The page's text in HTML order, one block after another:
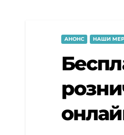
АНОНС НАШИ